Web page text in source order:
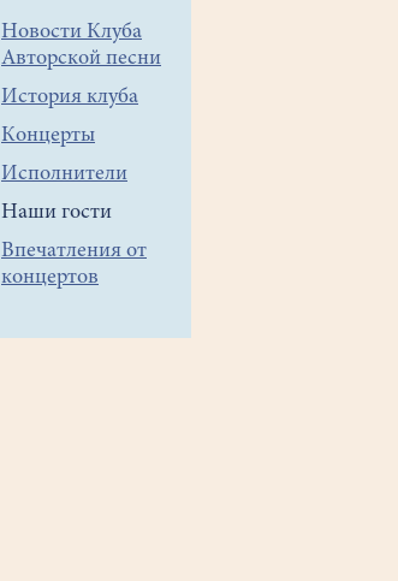
Новости Клуба
Авторской песни
История клуба
Концерты
Исполнители
Наши гости
Впечатления от
концертов